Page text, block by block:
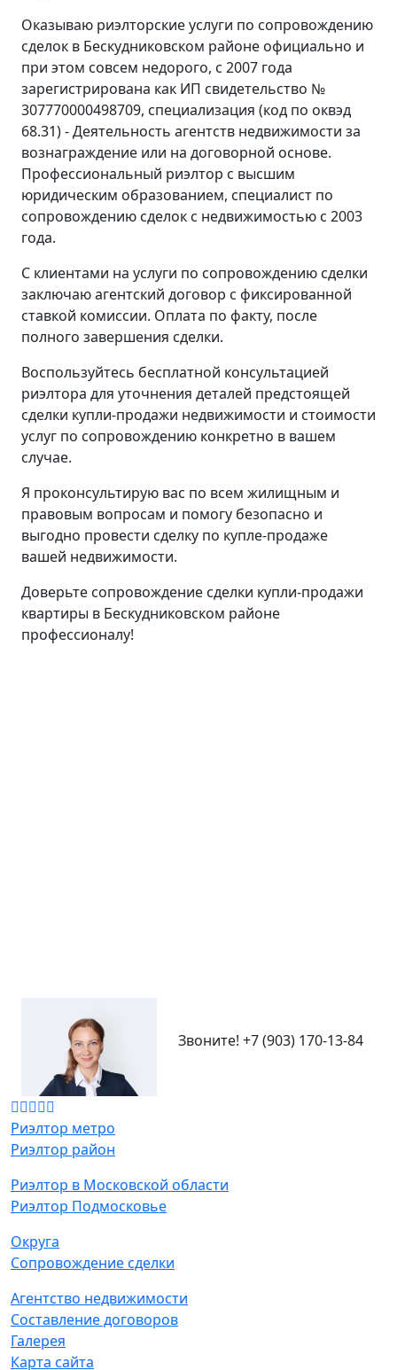
Оказываю риэлторские услуги по сопровождению
сделок в Бескудниковском районе официально и
при этом совсем недорого, с 2007 года
зарегистрирована как ИП свидетельство №
307770000498709, специализация (код по оквэд
68.31) - Деятельность агентств недвижимости за
вознаграждение или на договорной основе.
Профессиональный риэлтор с высшим
юридическим образованием, специалист по
сопровождению сделок с недвижимостью с 2003
года.
С клиентами на услуги по сопровождению сделки
заключаю агентский договор с фиксированной
ставкой комиссии. Оплата по факту, после
полного завершения сделки.
Воспользуйтесь бесплатной консультацией
риэлтора для уточнения деталей предстоящей
сделки купли-продажи недвижимости и стоимости
услуг по сопровождению конкретно в вашем
случае.
Я проконсультирую вас по всем жилищным и
правовым вопросам и помогу безопасно и
выгодно провести сделку по купле-продаже
вашей недвижимости.
Доверьте сопровождение сделки купли-продажи
квартиры в Бескудниковском районе
профессионалу!
Звоните! +7 (903) 170-13-84
Риэлтор метро
Риэлтор район
Риэлтор в Московской области
Риэлтор Подмосковье
Округа
Сопровождение сделки
Агентство недвижимости
Составление договоров
Галерея
Карта сайта